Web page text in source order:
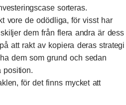
sorteras.
vore de odödliga, för visst har
dem från flera andra är dess
att rakt av kopiera deras strategi
dem som grund och sedan
position.
för det finns mycket att